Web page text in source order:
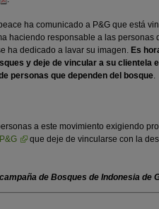
ha comunicado a P&G que está
haciendo responsable a las personas
ha dedicado a lavar su imagen. Es
y deje de vincular a su clientela
personas que dependen del bosque.
a este movimiento exigiendo
que deje de vincularse con la
de Bosques de Indonesia de